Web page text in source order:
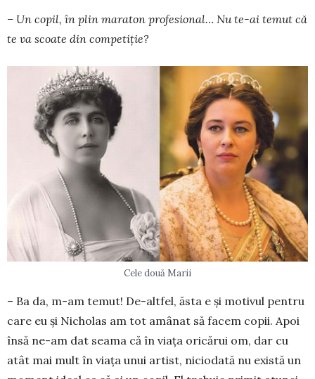
– Un copil, în plin ma­raton profesional… Nu te-ai temut că
te va scoate din competiție?
Cele două Marii
– Ba da, m-am te­mut! De-altfel, ăsta e şi motivul pentru
care eu şi Nicholas am tot amânat să facem copii. Apoi
însă ne-am dat seama că în viaţa ori­cărui om, dar cu
atât mai mult în viaţa unui artist, nicio­dată nu e­xistă un